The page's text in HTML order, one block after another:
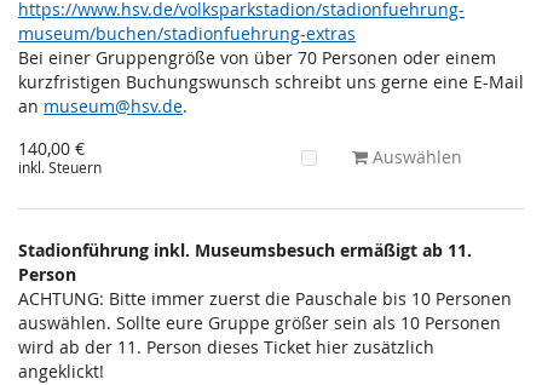
https://www.hsv.de/volksparkstadion/stadionfuehrung-
museum/buchen/stadionfuehrung-extras
Bei einer Gruppengröße von über 70 Personen oder einem
kurzfristigen Buchungswunsch schreibt uns gerne eine E-Mail
an museum@hsv.de.
140,00 €
inkl. Steuern Auswählen
Stadionführung inkl. Museumsbesuch ermäßigt ab 11.
Person
ACHTUNG: Bitte immer zuerst die Pauschale bis 10 Personen
auswählen. Sollte eure Gruppe größer sein als 10 Personen
wird ab der 11. Person dieses Ticket hier zusätzlich
angeklickt!